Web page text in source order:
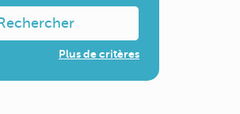
Rechercher
Plus de critères